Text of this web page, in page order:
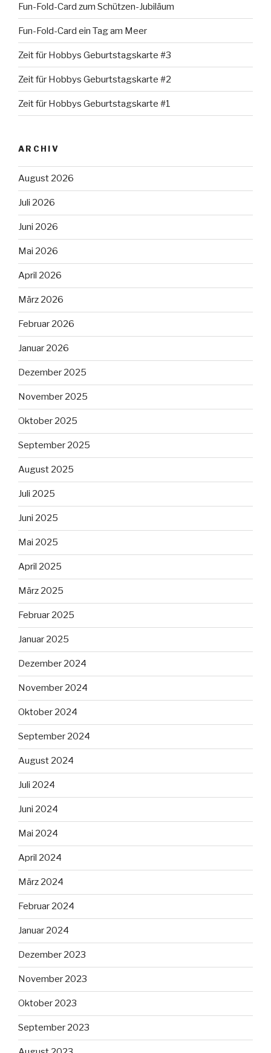
Fun-Fold-Card zum Schützen-Jubiläum
Fun-Fold-Card ein Tag am Meer
Zeit für Hobbys Geburtstagskarte #3
Zeit für Hobbys Geburtstagskarte #2
Zeit für Hobbys Geburtstagskarte #1
ARCHIV
August 2026
Juli 2026
Juni 2026
Mai 2026
April 2026
März 2026
Februar 2026
Januar 2026
Dezember 2025
November 2025
Oktober 2025
September 2025
August 2025
Juli 2025
Juni 2025
Mai 2025
April 2025
März 2025
Februar 2025
Januar 2025
Dezember 2024
November 2024
Oktober 2024
September 2024
August 2024
Juli 2024
Juni 2024
Mai 2024
April 2024
März 2024
Februar 2024
Januar 2024
Dezember 2023
November 2023
Oktober 2023
September 2023